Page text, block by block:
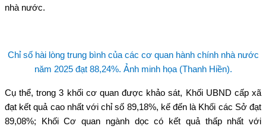
nhà nước.
Chỉ số hài lòng trung bình của các cơ quan hành chính nhà nước
năm 2025 đạt 88,24%. Ảnh minh họa (Thanh Hiền).
Cụ thể, trong 3 khối cơ quan được khảo sát, Khối UBND cấp xã
đạt kết quả cao nhất với chỉ số 89,18%, kế đến là Khối các Sở đạt
89,08%; Khối Cơ quan ngành dọc có kết quả thấp nhất với